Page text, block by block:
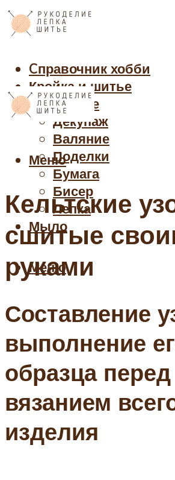
Cправочник хобби
Кройка и шитье
Рукоделие
Декупаж
Валяние
Поделки
Бумага
Бисер
Лепка
Мыло
Меню
Меню
Кельтские
сшитые
руками
Составление
выполнение
образца перед
вязанием
изделия